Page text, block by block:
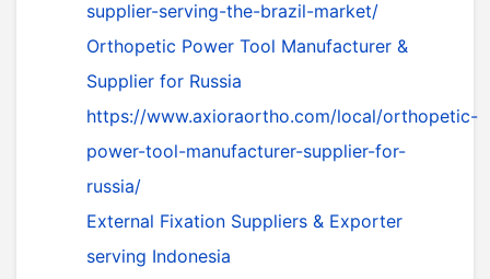
supplier-serving-the-brazil-market/
Orthopetic Power Tool Manufacturer &
Supplier for Russia
https://www.axioraortho.com/local/orthopetic-
power-tool-manufacturer-supplier-for-
russia/
External Fixation Suppliers & Exporter
serving Indonesia